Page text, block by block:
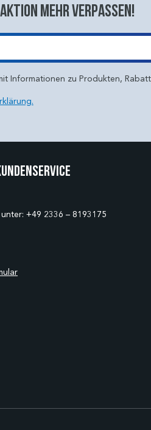
mehr verpassen!
Informationen zu Produkten,
+49 2336 – 8193175